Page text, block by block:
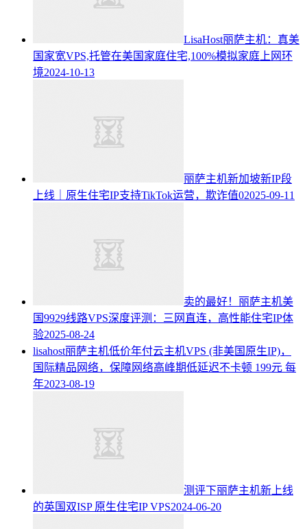
LisaHost丽萨主机：真美
国家宽VPS,托管在美国家庭住宅,100%模拟家庭上网环
境2024-10-13
丽萨主机新加坡新IP段
上线｜原生住宅IP支持TikTok运营，欺诈值02025-09-11
卖的最好！丽萨主机美
国9929线路VPS深度评测：三网直连，高性能住宅IP体
验2025-08-24
lisahost丽萨主机低价年付云主机VPS (非美国原生IP)，
国际精品网络，保障网络高峰期低延迟不卡顿 199元 每
年2023-08-19
测评下丽萨主机新上线
的英国双ISP 原生住宅IP VPS2024-06-20